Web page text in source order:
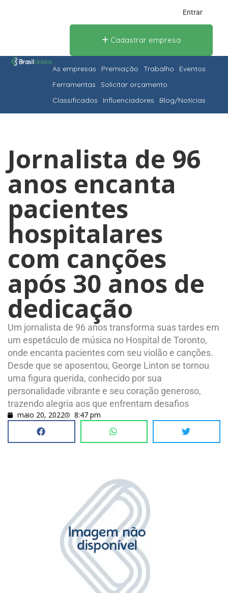
Entrar
Cadastrar empresa
As empresas Premiação Trabalho
Eventos
Ferramentas
Solicitar orçamento
Classificados
Influenciadores Blog/Notícias
Jornalista de 96
anos encanta
pacientes
hospitalares
com canções
após 30 anos de
dedicação
Um jornalista de 96 anos transforma suas tardes em
um espetáculo de música no Hospital de Toronto,
onde encanta pacientes com seu violão e canções.
Desde que se aposentou, George Linton se tornou
uma figura querida, conhecido por sua
personalidade vibrante e seu coração generoso,
trazendo alegria aos que enfrentam desafios
maio 20, 2022 8:47 pm